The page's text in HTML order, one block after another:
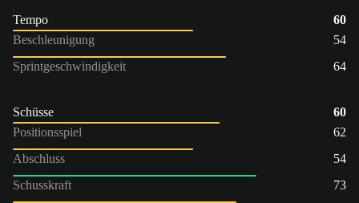
Tempo
60
Beschleunigung
54
Sprintgeschwindigkeit
64
Schüsse
60
Positionsspiel
62
Abschluss
54
Schusskraft
73